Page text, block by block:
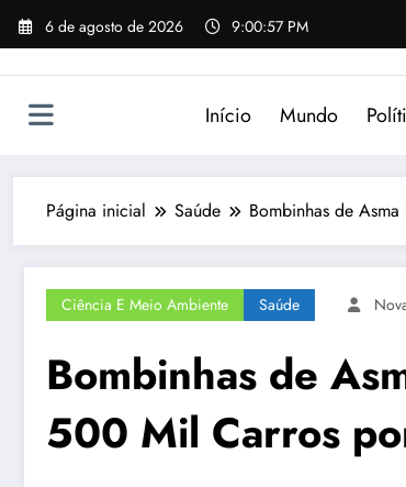
Pular
para
6 de agosto de 2026 9:00:57 PM
Início Mundo
Página inicial Saúde Bombinhas de
Ciência E Meio Ambiente Saúde
Bombinhas de
500 Mil Carros